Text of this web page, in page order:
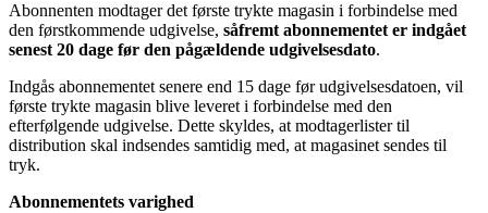
Abonnenten modtager det første trykte magasin i forbindelse med
den førstkommende udgivelse, såfremt abonnementet er indgået
senest 20 dage før den pågældende udgivelsesdato.
Indgås abonnementet senere end 15 dage før udgivelsesdatoen, vil
første trykte magasin blive leveret i forbindelse med den
efterfølgende udgivelse. Dette skyldes, at modtagerlister til
distribution skal indsendes samtidig med, at magasinet sendes til
tryk.
Abonnementets varighed